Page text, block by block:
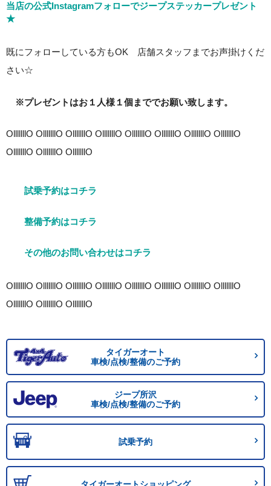
当店の公式Instagramフォローでジープステッカープレゼント
★
既にフォローしている方もOK 店舗スタッフまでお声掛けくだ
さい☆
※プレゼントはお１人様１個まででお願い致します。
OlllllllO OlllllllO OlllllllO OlllllllO OlllllllO OlllllllO OlllllllO OlllllllO
OlllllllO OlllllllO OlllllllO
試乗予約はコチラ
整備予約はコチラ
その他のお問い合わせはコチラ
OlllllllO OlllllllO OlllllllO OlllllllO OlllllllO OlllllllO OlllllllO OlllllllO
OlllllllO OlllllllO OlllllllO
タイガーオート
車検/点検/整備のご予約
ジープ所沢
車検/点検/整備のご予約
試乗予約